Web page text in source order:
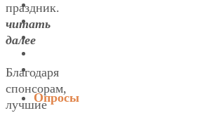
праздник.
читать
далее
Благодаря
спонсорам,
лучшие
Опросы